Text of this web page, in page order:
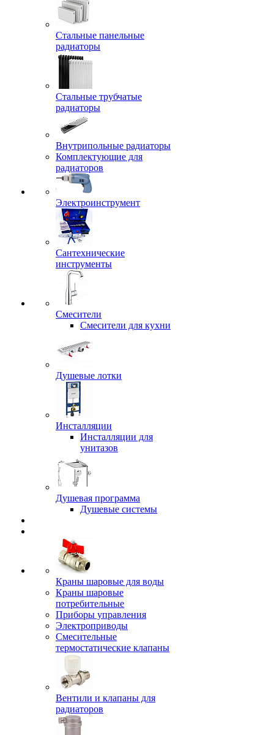
Стальные панельные
радиаторы
Стальные трубчатые
радиаторы
Внутрипольные радиаторы
Комплектующие для
радиаторов
Электроинструмент
Сантехнические
инструменты
Смесители
Смесители для кухни
Душевые лотки
Инсталляции
Инсталляции для
унитазов
Душевая программа
Душевые системы
Краны шаровые для воды
Краны шаровые
потребительные
Приборы управления
Электроприводы
Смесительные
термостатические клапаны
Вентили и клапаны для
радиаторов